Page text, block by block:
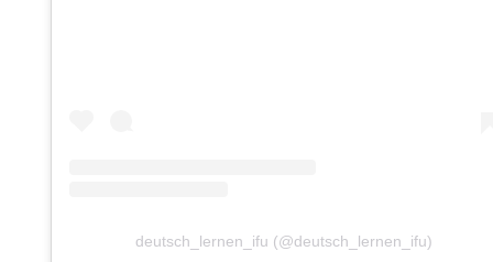
deutsch_lernen_ifu (@deutsch_lernen_ifu)